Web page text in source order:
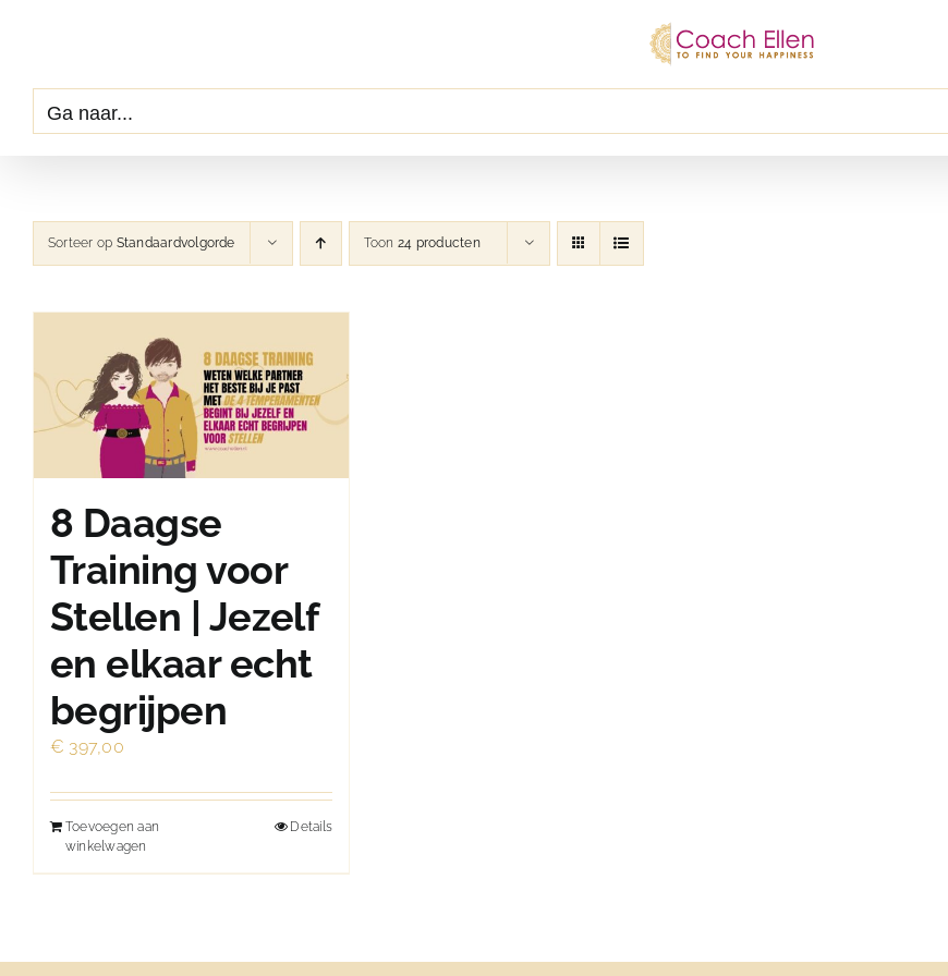
Ga naar...
Sorteer op Standaardvolgorde Toon 24 producten
8 Daagse
Training voor
Stellen | Jezelf
en elkaar echt
begrijpen
€ 397,00
Toevoegen aan
winkelwagen
Details